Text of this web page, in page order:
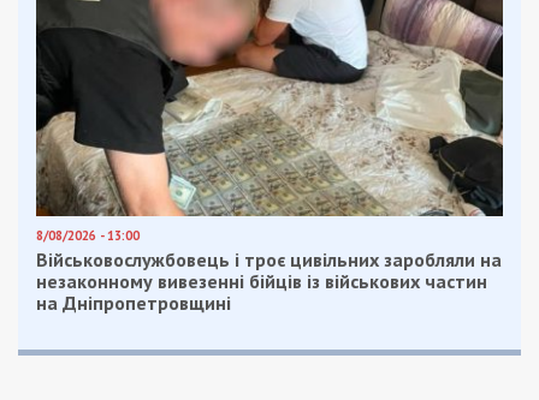
8/08/2026 - 13:00
Військовослужбовець і троє цивільних заробляли на
незаконному вивезенні бійців із військових частин
на Дніпропетровщині